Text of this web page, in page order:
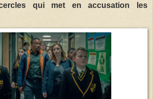
qui met en accusation les